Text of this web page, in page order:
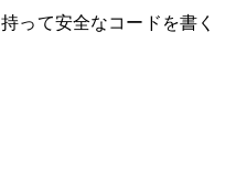
持って安全なコードを書く